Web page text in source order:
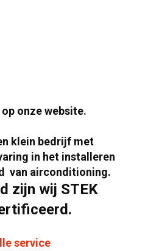
onze website.
klein bedrijf met
in het installeren
van airconditioning.
zijn wij STEK
service